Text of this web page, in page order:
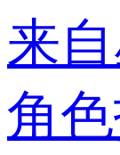
来
角